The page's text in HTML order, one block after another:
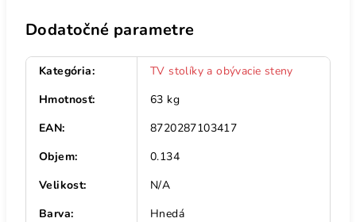
Dodatočné parametre
Kategória:
TV stolíky a obývacie steny
Hmotnosť:
63 kg
EAN:
8720287103417
Objem:
0.134
Velikost:
N/A
Barva:
Hnedá